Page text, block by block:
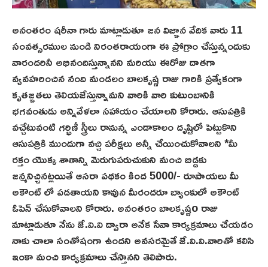
అనంతరం షరీనా గారు మాట్లాడుతూ జన విజ్ఞాన వేదిక వారు 11
సంవత్సరముల నుండి నిరంతరాయంగా ఈ ప్రోగ్రాం చేస్తున్నందుకు
వారందరినీ అభినందిస్తున్నానని మరియు ఈరోజు దాతగా
వ్యవహరించిన నంది మండలం బాలకృష్ణ రాజు గారికి ప్రత్యేకంగా
కృతజ్ఞతలు తెలియజేస్తున్నామని వారికి వారి కుటుంబానికి
భగవంతుడు అన్నివేళలా సహాయం చేయాలని కోరారు. ఆసుపత్రికి
వచ్చేటువంటి గర్భిణీ స్త్రీలు రానున్న ఎండాకాలం దృష్టిలో పెట్టుకొని
ఆసుపత్రికి ముందుగా వచ్చి పరీక్షలు అన్నీ చేయించుకోవాలని *మీ
రక్తం యొక్క శాతాన్ని మెరుగుపరుచుకుని మంచి బిడ్డకు
జన్మనిచ్చినట్లయితే ఆసరా పథకం కింద 5000/- రూపాయలు మీ
అకౌంట్ లో పడతాయని కావున మీరందరూ బ్యాంకులో అకౌంట్
ఓపెన్ చేసుకోవాలని కోరారు. అనంతరం బాలకృష్ణo రాజు
మాట్లాడుతూ నేను జే.వి.వి ద్వారా అనేక సేవా కార్యక్రమాలు చేయడం
నాకు చాలా సంతోషంగా ఉందని అవసరమైతే జే.వి.వి.వారితో కలిసి
ఇంకా మంచి కార్యక్రమాలు చేస్తానని తెలిపారు.